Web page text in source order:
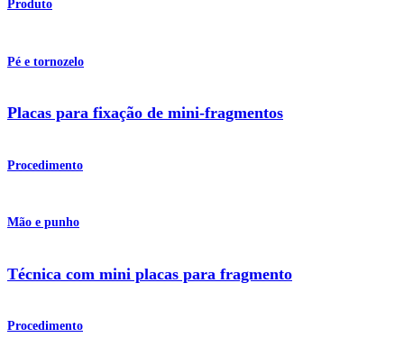
Produto
Pé e tornozelo
Placas para fixação de mini-fragmentos
Procedimento
Mão e punho
Técnica com mini placas para fragmento
Procedimento